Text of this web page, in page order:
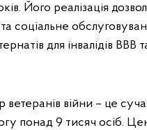
Його реалізація
соціальне
для інвалідів ВВВ
війни – це
понад 9 тисяч осіб.